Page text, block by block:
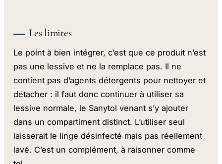
Les limites
Le point à bien intégrer, c’est que ce produit n’est
pas une lessive et ne la remplace pas. Il ne
contient pas d’agents détergents pour nettoyer et
détacher : il faut donc continuer à utiliser sa
lessive normale, le Sanytol venant s’y ajouter
dans un compartiment distinct. L’utiliser seul
laisserait le linge désinfecté mais pas réellement
lavé. C’est un complément, à raisonner comme